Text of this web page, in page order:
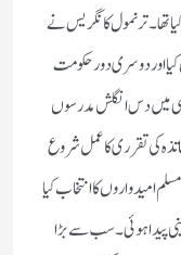
تھا۔ترنمول کانگریس نے
اور دوسری دور حکومت
میں دس انگلش مدرسوں
کی تقرری کا عمل شروع
ہوااور 36اساتذہ کی تقرری بھی ہوئی جس میں صرف 8مسلم امیدواروں کا انتخاب کیا
پید ا ہوئی۔ سب سے بڑا